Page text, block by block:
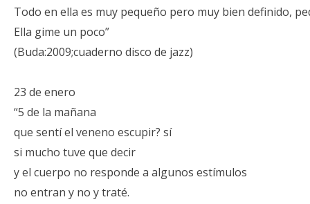
Todo en ella es muy pequeño pero muy bien definido,
Ella gime un poco”
(Buda:2009;cuaderno disco de jazz)
23 de enero
“5 de la mañana
que sentí el veneno escupir? sí
si mucho tuve que decir
y el cuerpo no responde a algunos estímulos
no entran y no y traté.